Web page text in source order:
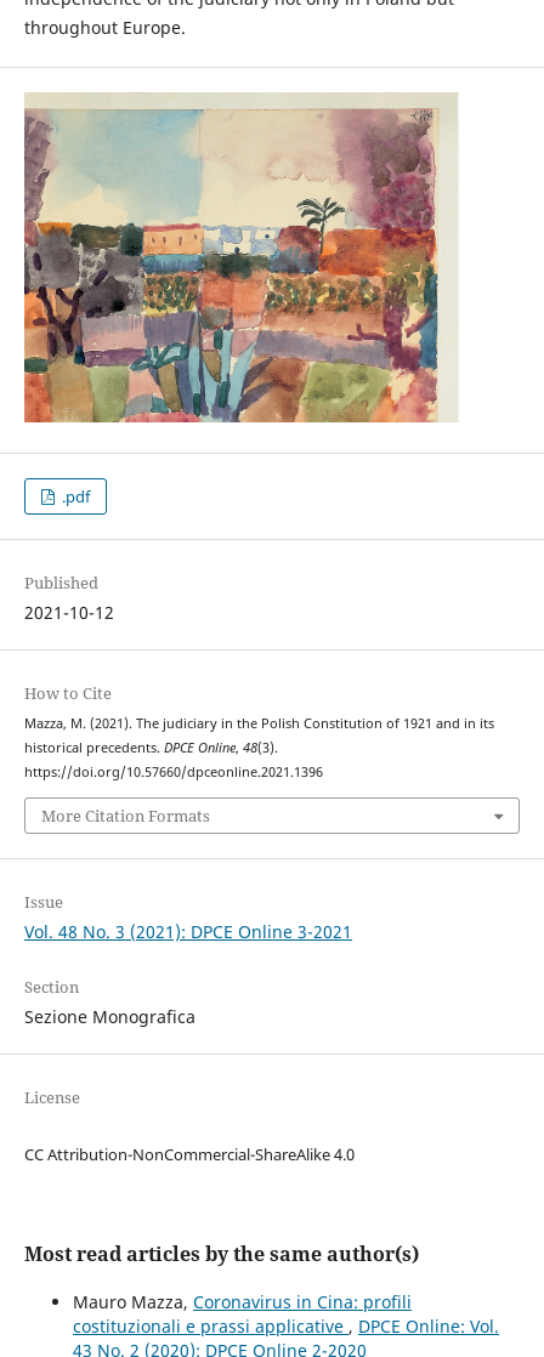
throughout Europe.
.pdf
Published
2021-10-12
How to Cite
Mazza, M. (2021). The judiciary in the Polish Constitution of 1921 and in its
historical precedents. DPCE Online, 48(3).
https://doi.org/10.57660/dpceonline.2021.1396
More Citation Formats
Issue
Vol. 48 No. 3 (2021): DPCE Online 3-2021
Section
Sezione Monografica
License
CC Attribution-NonCommercial-ShareAlike 4.0
Most read articles by the same author(s)
Mauro Mazza, Coronavirus in Cina: profili
costituzionali e prassi applicative , DPCE Online: Vol.
43 No. 2 (2020): DPCE Online 2-2020